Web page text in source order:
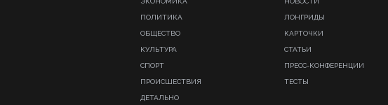
ПОЛИТИКА
ОБЩЕСТВО
КУЛЬТУРА
СПОРТ
ПРОИСШЕСТВИЯ
ДЕТАЛЬНО
ЛОНГРИДЫ
КАРТОЧКИ
СТАТЬИ
ПРЕСС-КОНФЕРЕНЦИИ
ТЕСТЫ